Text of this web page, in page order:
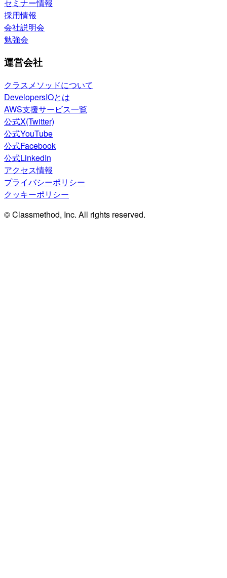
セミナー情報
採用情報
会社説明会
勉強会
運営会社
クラスメソッドについて
DevelopersIOとは
AWS支援サービス一覧
公式X(Twitter)
公式YouTube
公式Facebook
公式LinkedIn
アクセス情報
プライバシーポリシー
クッキーポリシー
© Classmethod, Inc. All rights reserved.